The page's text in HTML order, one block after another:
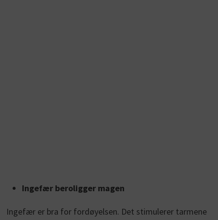
Ingefær beroligger magen
Ingefær er bra for fordøyelsen. Det stimulerer tarmene